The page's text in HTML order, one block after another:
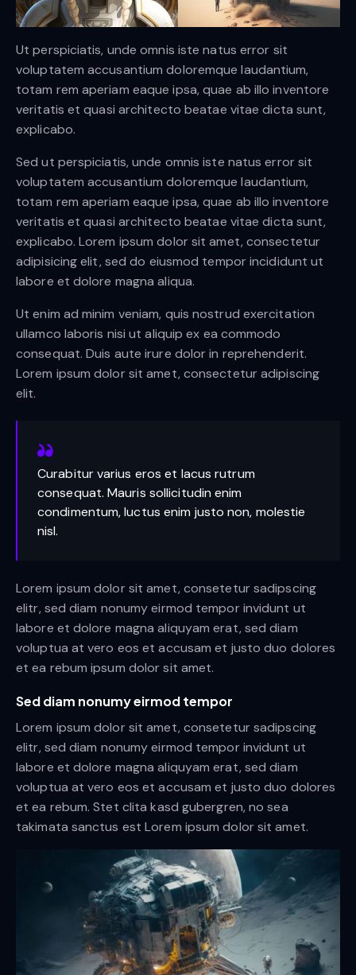
Ut perspiciatis, unde omnis iste natus error sit
voluptatem accusantium doloremque laudantium,
totam rem aperiam eaque ipsa, quae ab illo inventore
veritatis et quasi architecto beatae vitae dicta sunt,
explicabo.
Sed ut perspiciatis, unde omnis iste natus error sit
voluptatem accusantium doloremque laudantium,
totam rem aperiam eaque ipsa, quae ab illo inventore
veritatis et quasi architecto beatae vitae dicta sunt,
explicabo. Lorem ipsum dolor sit amet, consectetur
adipisicing elit, sed do eiusmod tempor incididunt ut
labore et dolore magna aliqua.
Ut enim ad minim veniam, quis nostrud exercitation
ullamco laboris nisi ut aliquip ex ea commodo
consequat. Duis aute irure dolor in reprehenderit.
Lorem ipsum dolor sit amet, consectetur adipiscing
elit.
Curabitur varius eros et lacus rutrum
consequat. Mauris sollicitudin enim
condimentum, luctus enim justo non, molestie
nisl.
Lorem ipsum dolor sit amet, consetetur sadipscing
elitr, sed diam nonumy eirmod tempor invidunt ut
labore et dolore magna aliquyam erat, sed diam
voluptua at vero eos et accusam et justo duo dolores
et ea rebum ipsum dolor sit amet.
Sed diam nonumy eirmod tempor
Lorem ipsum dolor sit amet, consetetur sadipscing
elitr, sed diam nonumy eirmod tempor invidunt ut
labore et dolore magna aliquyam erat, sed diam
voluptua at vero eos et accusam et justo duo dolores
et ea rebum. Stet clita kasd gubergren, no sea
takimata sanctus est Lorem ipsum dolor sit amet.